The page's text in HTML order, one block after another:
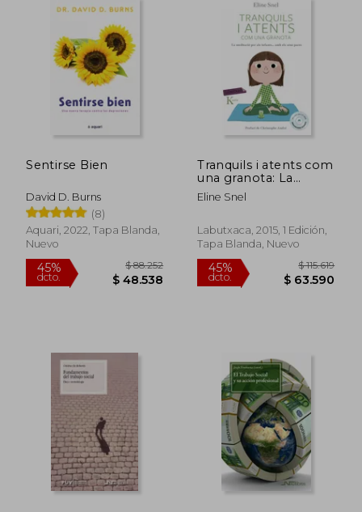
6%
dcto.
45%
dcto. $ 97.450
45%
dcto.
Sentirse Bien
David D. Burns
(8)
Aquari, 2022, Tapa Blanda,
Nuevo
Tranquils i atents com
una granota: La
meditació per als
infants segons el
(en Catalán)
Eline Snel
Labutxaca, 2015, 1 Edición,
Tapa Blanda, Nuevo